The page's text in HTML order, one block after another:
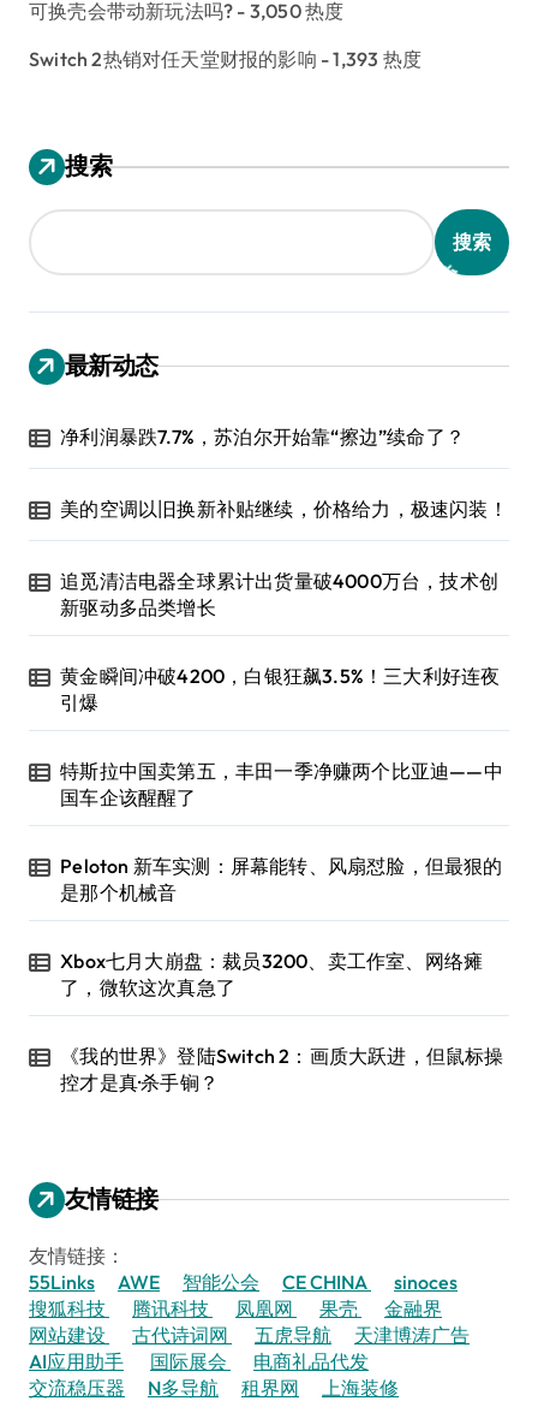
可换壳会带动新玩法吗? - 3,050 热度
Switch 2热销对任天堂财报的影响 - 1,393 热度
搜索
搜索
最新动态
净利润暴跌7.7%，苏泊尔开始靠“擦边”续命了？
美的空调以旧换新补贴继续，价格给力，极速闪装！
追觅清洁电器全球累计出货量破4000万台，技术创
新驱动多品类增长
黄金瞬间冲破4200，白银狂飙3.5%！三大利好连夜
引爆
特斯拉中国卖第五，丰田一季净赚两个比亚迪——中
国车企该醒醒了
Peloton 新车实测：屏幕能转、风扇怼脸，但最狠的
是那个机械音
Xbox七月大崩盘：裁员3200、卖工作室、网络瘫
了，微软这次真急了
《我的世界》登陆Switch 2：画质大跃进，但鼠标操
控才是真·杀手锏？
友情链接
友情链接：
55Links
AWE 智能公会 CE CHINA
sinoces
搜狐科技
腾讯科技 凤凰网 果壳
金融界
网站建设
古代诗词网 五虎导航
天津博涛广告
AI应用助手
国际展会
电商礼品代发
交流稳压器
N多导航 租界网 上海装修